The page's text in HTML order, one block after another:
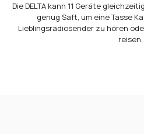
Die DELTA kann 11 Geräte
genug Saft, um eine Tasse
Lieblingsradiosender zu hören
reisen.